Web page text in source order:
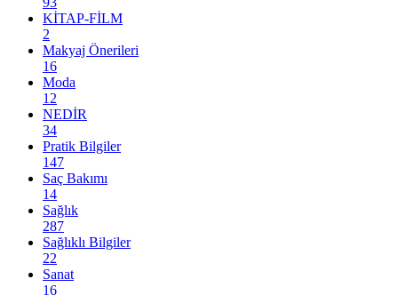
KİTAP-FİLM
2
Makyaj Önerileri
16
Moda
12
NEDİR
34
Pratik Bilgiler
147
Saç Bakımı
14
Sağlık
287
Sağlıklı Bilgiler
22
Sanat
16